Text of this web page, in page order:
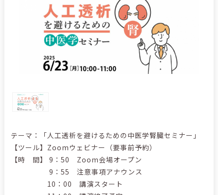
テーマ：「人工透析を避けるための中医学腎臓セミナー」
【ツール】Zoomウェビナー（要事前予約）
【時 間】 9：50 Zoom会場オープン
9：55 注意事項アナウンス
10：00 講演スタート